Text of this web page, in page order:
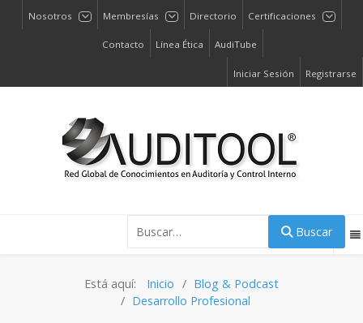
Nosotros Membresías Directorio Certificaciones
Contacto Línea Ética AudiTube
Iniciar Sesión Registrarse
Buscar
Está aquí: Inicio
Blog & Podcast
Desarrollo Profesional